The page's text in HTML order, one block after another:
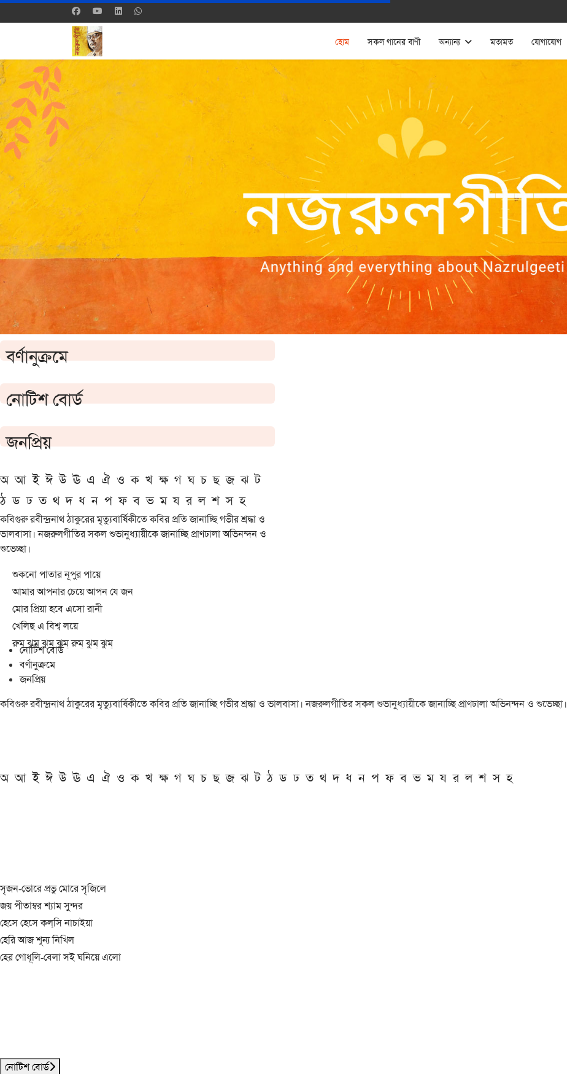
হোম সকল গানের বাণী অন্যান্য মতামত যোগাযোগ
বর্ণানুক্রমে
নোটিশ বোর্ড
জনপ্রিয়
অ আ ই ঈ উ ঊ এ ঐ ও ক খ ক্ষ গ ঘ চ ছ জ ঝ ট
ঠ ড ঢ ত থ দ ধ ন প ফ ব ভ ম য র ল শ স হ
কবিগুরু রবীন্দ্রনাথ ঠাকুরের মৃত্যুবার্ষিকীতে কবির প্রতি জানাচ্ছি গভীর শ্রদ্ধা ও
ভালবাসা। নজরুলগীতির সকল শুভানুধ্যায়ীকে জানাচ্ছি প্রাণঢালা অভিনন্দন ও
শুভেচ্ছা।
শুকনো পাতার নূপুর পায়ে
আমার আপনার চেয়ে আপন যে জন
মোর প্রিয়া হবে এসো রানী
খেলিছ এ বিশ্ব লয়ে
রুম্ ঝুম্ ঝুম্ ঝুম্ রুম্ ঝুম্ ঝুম্
নোটিশ বোর্ড
বর্ণানুক্রমে
জনপ্রিয়
কবিগুরু রবীন্দ্রনাথ ঠাকুরের মৃত্যুবার্ষিকীতে কবির প্রতি জানাচ্ছি গভীর শ্রদ্ধা ও ভালবাসা। নজরুলগীতির সকল শুভানুধ্যায়ীকে জানাচ্ছি প্রাণঢালা অভিনন্দন ও শুভেচ্ছা।
অ আ ই ঈ উ ঊ এ ঐ ও ক খ ক্ষ গ ঘ চ ছ জ ঝ ট ঠ ড ঢ ত থ দ ধ ন প ফ ব ভ ম য র ল শ স হ
সৃজন-ভোরে প্রভু মোরে সৃজিলে
জয় পীতাম্বর শ্যাম সুন্দর
হেসে হেসে কল্‌সি নাচাইয়া
হেরি আজ শূন্য নিখিল
হের গোধূলি-বেলা সই ঘনিয়ে এলো
নোটিশ বোর্ড